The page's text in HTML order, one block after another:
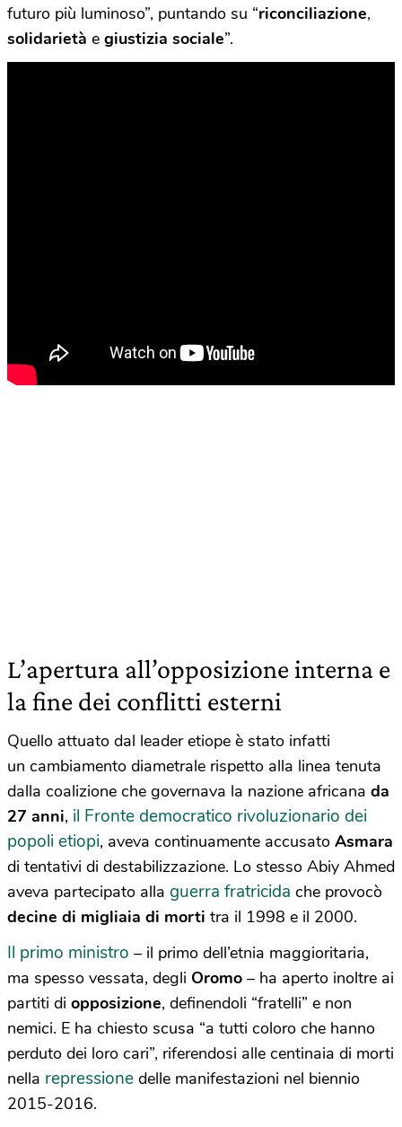
futuro più luminoso”, puntando su “riconciliazione,
solidarietà e giustizia sociale”.
L’apertura all’opposizione interna e
la fine dei conflitti esterni
Quello attuato dal leader etiope è stato infatti
un cambiamento diametrale rispetto alla linea tenuta
dalla coalizione che governava la nazione africana da
27 anni, il Fronte democratico rivoluzionario dei
popoli etiopi, aveva continuamente accusato Asmara
di tentativi di destabilizzazione. Lo stesso Abiy Ahmed
aveva partecipato alla guerra fratricida che provocò
decine di migliaia di morti tra il 1998 e il 2000.
Il primo ministro – il primo dell’etnia maggioritaria,
ma spesso vessata, degli Oromo – ha aperto inoltre ai
partiti di opposizione, definendoli “fratelli” e non
nemici. E ha chiesto scusa “a tutti coloro che hanno
perduto dei loro cari”, riferendosi alle centinaia di morti
nella repressione delle manifestazioni nel biennio
2015-2016.